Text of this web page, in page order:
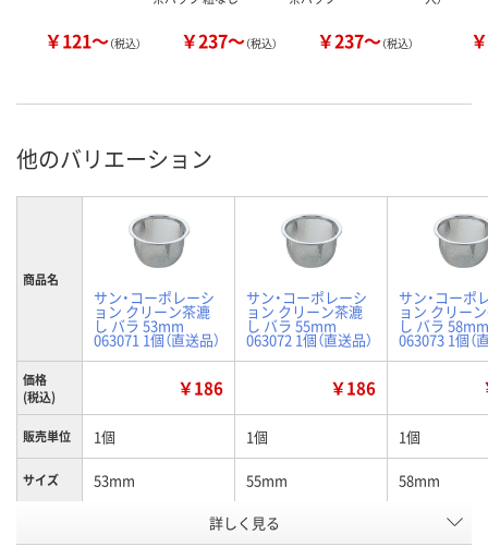
￥121～（税込） ￥237～（税込） ￥237～（税込）
他のバリエーション
商品名
サン・コーポレーシ
ョン クリーン茶漉
し バラ 53mm
063071 1個（直送品）
サン・コーポレーシ
ョン クリーン茶漉
し バラ 55mm
063072 1個（直送品）
サン・コーポ
ョン クリー
し バラ 58mm
063073 1個（
価格
(税込)
￥186 ￥186
販売単位 1個 1個 1個
サイズ 53mm 55mm 58mm
EP14580 EP14044
詳しく見る